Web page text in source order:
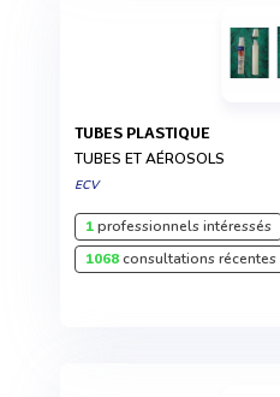
TUBES PLASTIQUE
TUBES ET AÉROSOLS
ECV
1professionnels intéressés
1068consultations récentes